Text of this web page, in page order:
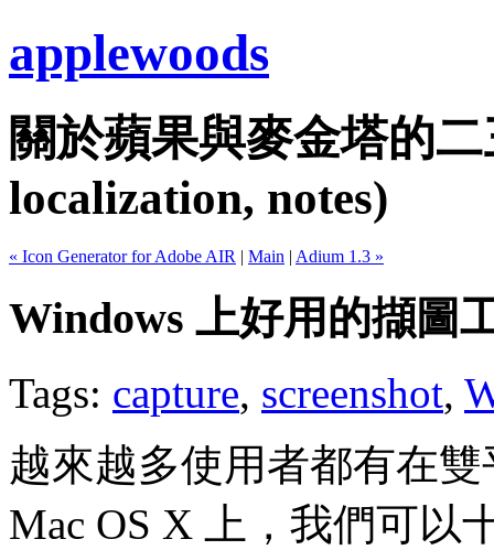
applewoods
關於蘋果與麥金塔的
localization, notes)
« Icon Generator for Adobe AIR | Main | Adium 1.3 »
Windows 上好用的擷圖
Tags: capture, screenshot,
越來越多使用者都有在
Mac OS X 上，我們可以